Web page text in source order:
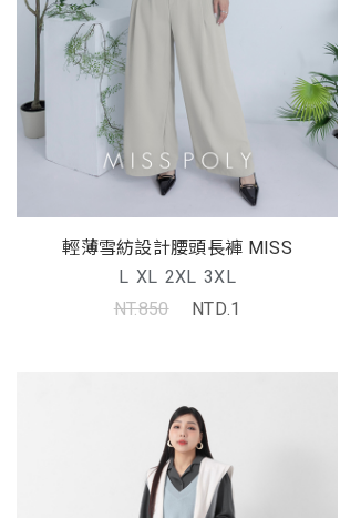
輕薄雪紡設計腰頭長褲 MISS
L XL 2XL 3XL
NT.850
NTD.1